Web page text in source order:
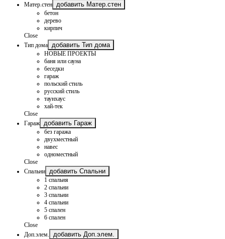
Матер.стен добавить Матер.стен
бетон
дерево
кирпич
Close
Тип дома добавить Тип дома
НОВЫЕ ПРОЕКТЫ
баня или сауна
беседки
гараж
польский стиль
русский стиль
таунхаус
хай-тек
Close
Гараж добавить Гараж
без гаража
двухместный
навес
одноместный
Close
Спальни добавить Спальни
1 спальня
2 спальни
3 спальни
4 спальни
5 спален
6 спален
Close
Доп.элем.
добавить Доп.элем.